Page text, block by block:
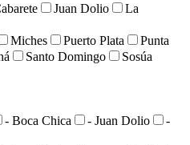
Juan Dolio
La
Miches Puerto Plata
Punta
Santo Domingo Sosúa
- Boca Chica - Juan Dolio
-